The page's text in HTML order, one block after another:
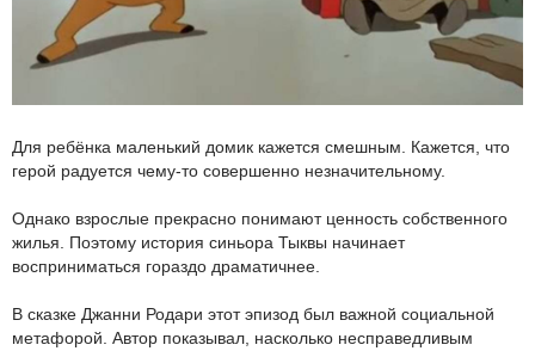
Для ребёнка маленький домик кажется смешным. Кажется, что
герой радуется чему-то совершенно незначительному.
Однако взрослые прекрасно понимают ценность собственного
жилья. Поэтому история синьора Тыквы начинает
восприниматься гораздо драматичнее.
В сказке Джанни Родари этот эпизод был важной социальной
метафорой. Автор показывал, насколько несправедливым